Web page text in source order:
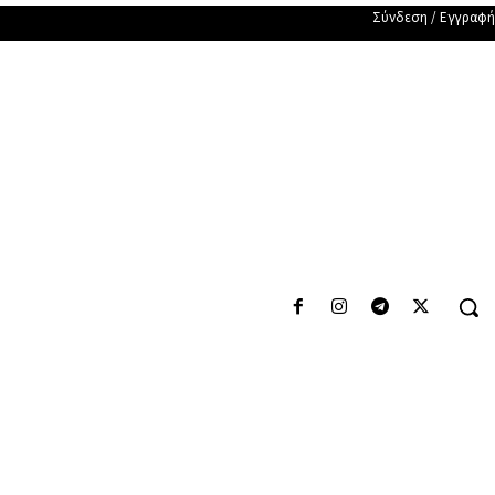
Σύνδεση / Εγγραφή